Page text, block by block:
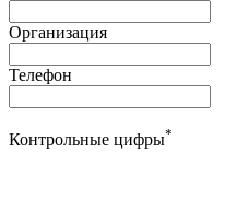
Организация
Телефон
Контрольные цифры*